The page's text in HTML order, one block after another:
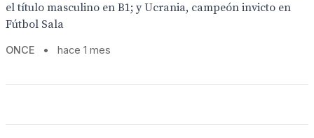
el título masculino en B1; y Ucrania, campeón invicto en
Fútbol Sala
ONCE • hace 1 mes